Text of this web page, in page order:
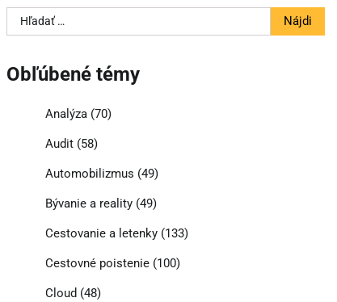
Hľadať:
Obľúbené témy
Analýza(70)
Audit(58)
Automobilizmus (49)
Bývanie a reality(49)
Cestovanie a letenky(133)
Cestovné poistenie(100)
Cloud (48)